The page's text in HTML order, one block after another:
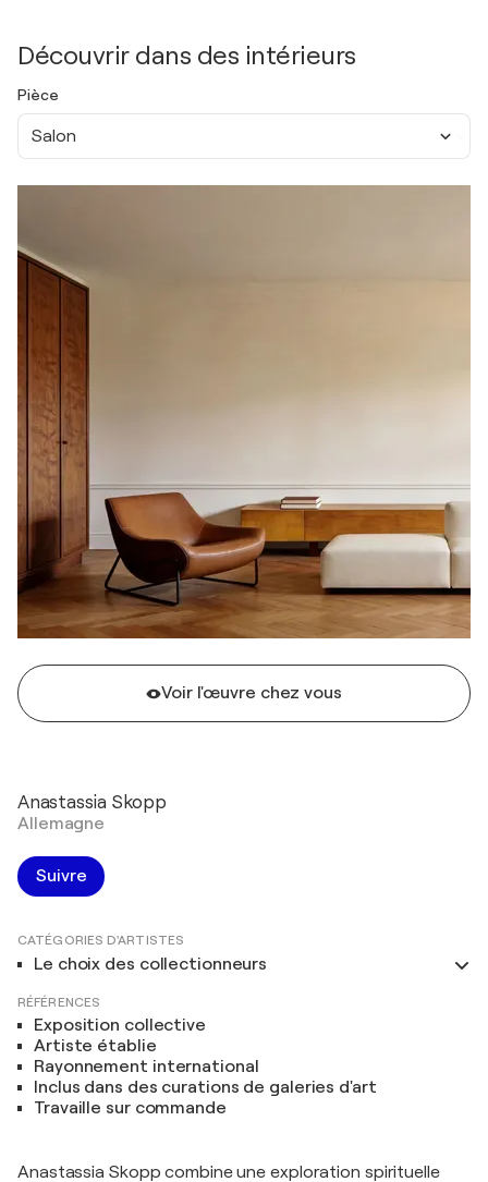
Découvrir dans des intérieurs
Pièce
Salon
Voir l'œuvre chez vous
Anastassia Skopp
Allemagne
Suivre
CATÉGORIES D'ARTISTES
Le choix des collectionneurs
RÉFÉRENCES
Exposition collective
Artiste établie
Rayonnement international
Inclus dans des curations de galeries d'art
Travaille sur commande
Anastassia Skopp combine une exploration spirituelle